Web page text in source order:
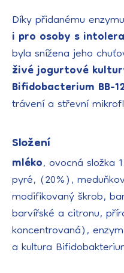
Díky přidanému enzymu
i pro osoby s
byla snížena jeho
živé jogurtové
Bifidobacterium BB-
trávení a střevní
Složení
mléko, ovocná složka
pyré, (20%),
modifikovaný škrob,
barvířské a citronu,
koncentrovaná),
a kultura